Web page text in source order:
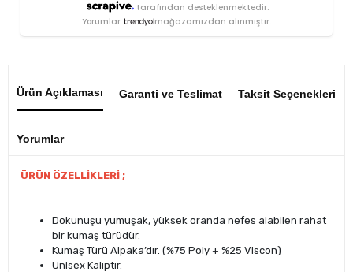
tarafından desteklenmektedir.
Yorumlar
mağazamızdan alınmıştır.
Ürün Açıklaması Garanti ve Teslimat Taksit Seçenekleri
Yorumlar
ÜRÜN ÖZELLİKLERİ ;
Dokunuşu yumuşak, yüksek oranda nefes alabilen rahat
bir kumaş türüdür.
Kumaş Türü Alpaka’dır. (%75 Poly + %25 Viscon)
Unisex Kalıptır.